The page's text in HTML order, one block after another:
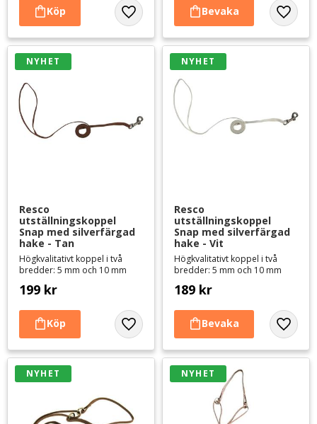
Lägg till i favoriter Lägg
Resco
utställningskoppel
Snap med silverfärgad
hake - Tan
Högkvalitativt koppel i två
bredder: 5 mm och 10 mm
199 kr
NYHET
Lägg till i favoriter
Resco
utställningskoppel
Snap med silverfärgad
hake - Vit
Högkvalitativt koppel i två
bredder: 5 mm och 10 mm
189 kr
NYHET
Lägg
NYHET NYHET